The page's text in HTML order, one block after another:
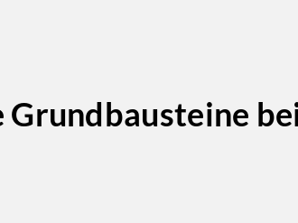
Grundbausteine